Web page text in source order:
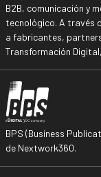
B2B, comunicación y
tecnológico. A través
a fabricantes,
Transformación
BPS (Business
de Nextwork360.